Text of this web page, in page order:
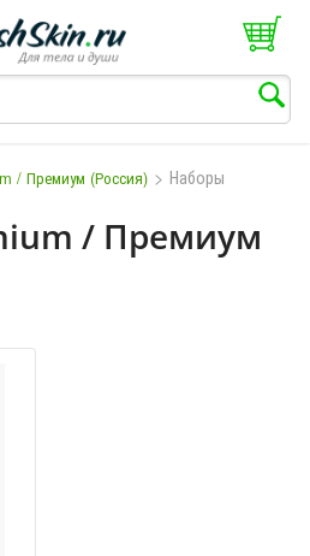
/ Премиум (Россия) > Наборы
/ Премиум